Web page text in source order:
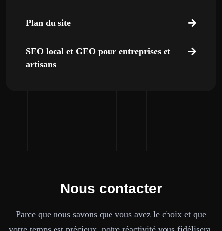
Plan du site
SEO local et GEO pour entreprises et
artisans
Nous contacter
Parce que nous savons que vous avez le choix et que
votre temps est précieux, notre réactivité vous fidélisera.